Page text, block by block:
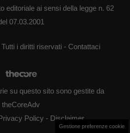
editoriale ai sensi della legge n. 62
07.03.2001
i diritti riservati - Contattaci
su questo sito sono gestite da
theCoreAdv
Policy - Disclaimer
Gestione preferenze cookie